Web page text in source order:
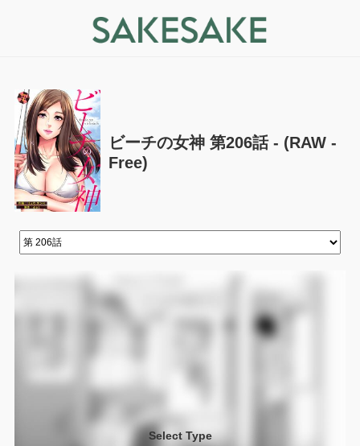
ビーチの女神 第206話 - (RAW -
Free)
Select Type